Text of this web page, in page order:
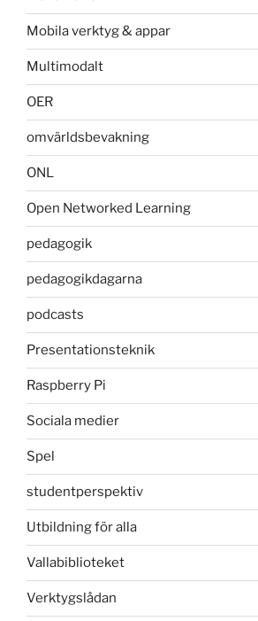
Mobila verktyg & appar
Multimodalt
OER
omvärldsbevakning
ONL
Open Networked Learning
pedagogik
pedagogikdagarna
podcasts
Presentationsteknik
Raspberry Pi
Sociala medier
Spel
studentperspektiv
Utbildning för alla
Vallabiblioteket
Verktygslådan